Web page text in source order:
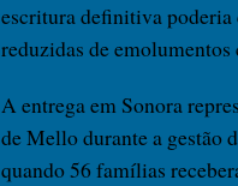
escritura definitiva poderia
reduzidas de
A entrega em Sonora
de Mello durante a gestão
quando 56 famílias